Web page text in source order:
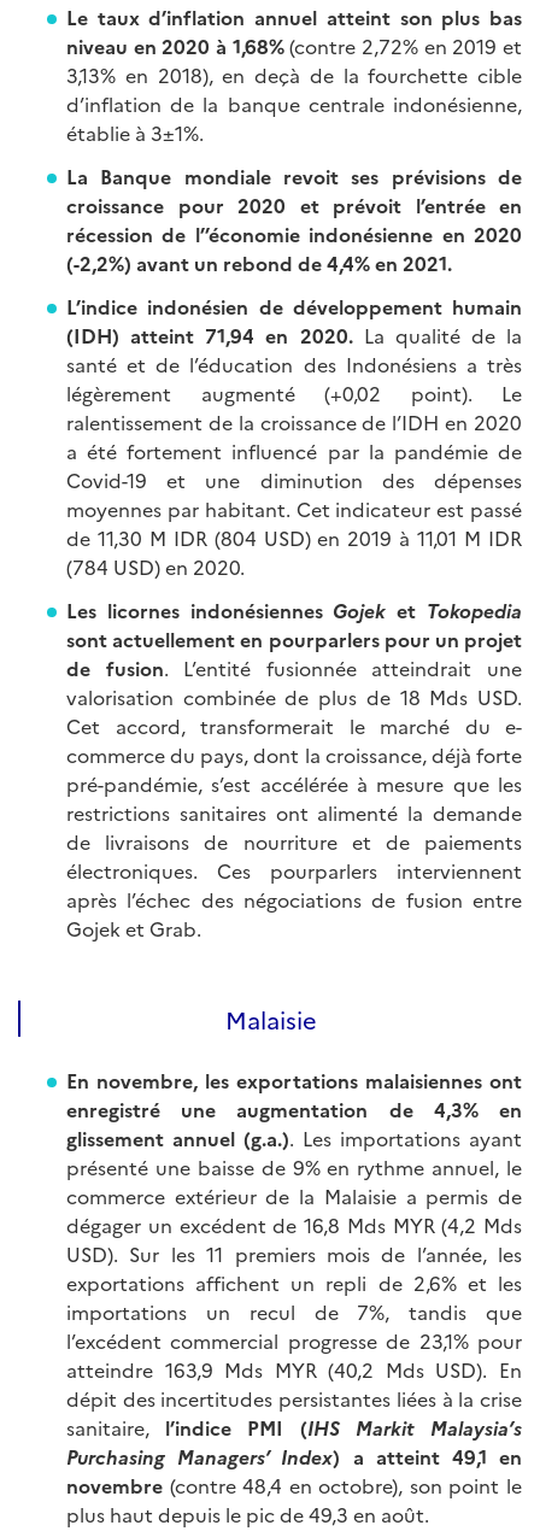
Le taux d’inflation annuel atteint son plus bas
niveau en 2020 à 1,68%(contre 2,72% en 2019 et
3,13% en 2018), en deçà de la fourchette cible
d’inflation de la banque centrale indonésienne,
établie à 3±1%.
La Banque mondiale revoit ses prévisions de
croissance pour 2020 et prévoit l’entrée en
récession de l’’économie indonésienne en 2020
(-2,2%) avant un rebond de 4,4% en 2021.
L’indice indonésien de développement humain
(IDH) atteint 71,94 en 2020.La qualité de la
santé et de l’éducation des Indonésiens a très
légèrement augmenté (+0,02 point). Le
ralentissement de la croissance de l’IDH en 2020
a été fortement influencé par la pandémie de
Covid-19 et une diminution des dépenses
moyennes par habitant. Cet indicateur est passé
de 11,30 M IDR (804 USD) en 2019 à 11,01 M IDR
(784 USD) en 2020.
Les licornes indonésiennes Gojek et Tokopedia
sont actuellement en pourparlers pour un projet
de fusion. L’entité fusionnée atteindrait une
valorisation combinée de plus de 18 Mds USD.
Cet accord, transformerait le marché du e-
commerce du pays, dont la croissance, déjà forte
pré-pandémie, s’est accélérée à mesure que les
restrictions sanitaires ont alimenté la demande
de livraisons de nourriture et de paiements
électroniques. Ces pourparlers interviennent
après l’échec des négociations de fusion entre
Gojek et Grab.
Malaisie
En novembre, les exportations malaisiennes ont
enregistré une augmentation de 4,3% en
glissement annuel (g.a.). Les importations ayant
présenté une baisse de 9% en rythme annuel, le
commerce extérieur de la Malaisie a permis de
dégager un excédent de 16,8 Mds MYR (4,2 Mds
USD). Sur les 11 premiers mois de l’année, les
exportations affichent un repli de 2,6% et les
importations un recul de 7%, tandis que
l’excédent commercial progresse de 23,1% pour
atteindre 163,9 Mds MYR (40,2 Mds USD). En
dépit des incertitudes persistantes liées à la crise
sanitaire, l’indice PMI (IHS Markit Malaysia’s
Purchasing Managers’ Index) a atteint 49,1 en
novembre (contre 48,4 en octobre), son point le
plus haut depuis le pic de 49,3 en août.